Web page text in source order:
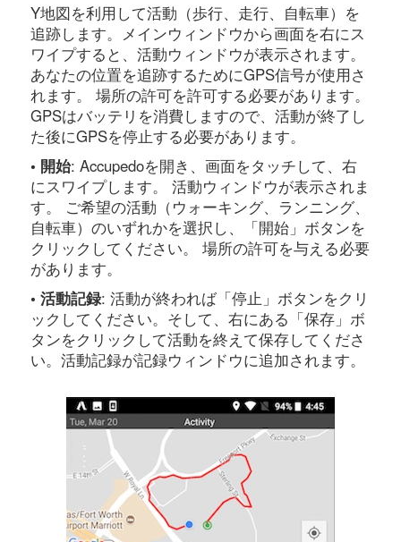
Y地図を利用して活動（歩行、走行、自転車）を
追跡します。メインウィンドウから画面を右にス
ワイプすると、活動ウィンドウが表示されます。
あなたの位置を追跡するためにGPS信号が使用さ
れます。 場所の許可を許可する必要があります。
GPSはバッテリを消費しますので、活動が終了し
た後にGPSを停止する必要があります。
• 開始: Accupedoを開き、画面をタッチして、右
にスワイプします。 活動ウィンドウが表示されま
す。 ご希望の活動（ウォーキング、ランニング、
自転車）のいずれかを選択し、「開始」ボタンを
クリックしてください。 場所の許可を与える必要
があります。
• 活動記録: 活動が終われば「停止」ボタンをクリ
ックしてください。そして、右にある「保存」ボ
タンをクリックして活動を終えて保存してくださ
い。活動記録が記録ウィンドウに追加されます。